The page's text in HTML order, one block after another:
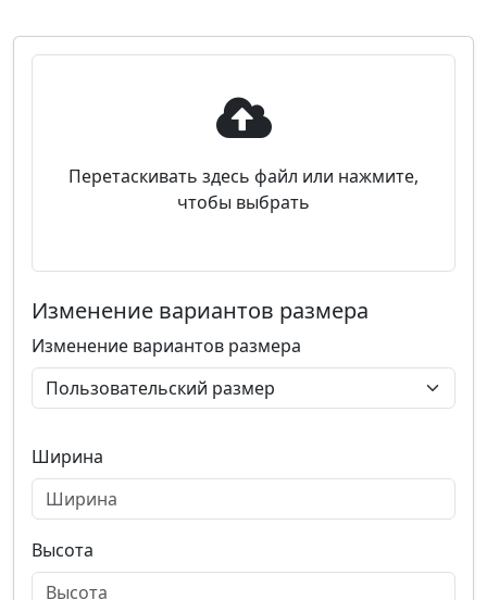
Перетаскивать здесь файл или нажмите,
чтобы выбрать
Изменение вариантов размера
Изменение вариантов размера
Ширина
Высота